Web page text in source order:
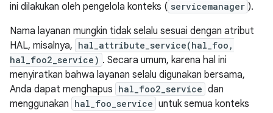
ini dilakukan oleh pengelola konteks ( servicemanager ).
Nama layanan mungkin tidak selalu sesuai dengan atribut
HAL, misalnya, hal_attribute_service(hal_foo,
hal_foo2_service) . Secara umum, karena hal ini
menyiratkan bahwa layanan selalu digunakan bersama,
Anda dapat menghapus hal_foo2_service dan
menggunakan hal_foo_service untuk semua konteks